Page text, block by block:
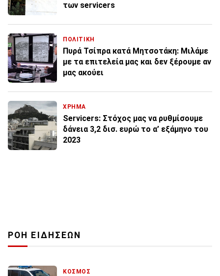
των servicers
ΠΟΛΙΤΙΚΗ
Πυρά Τσίπρα κατά Μητσοτάκη: Μιλάμε
με τα επιτελεία μας και δεν ξέρουμε αν
μας ακούει
ΧΡΗΜΑ
Servicers: Στόχος μας να ρυθμίσουμε
δάνεια 3,2 δισ. ευρώ το α’ εξάμηνο του
2023
ΡΟΗ ΕΙΔΗΣΕΩΝ
ΚΟΣΜΟΣ